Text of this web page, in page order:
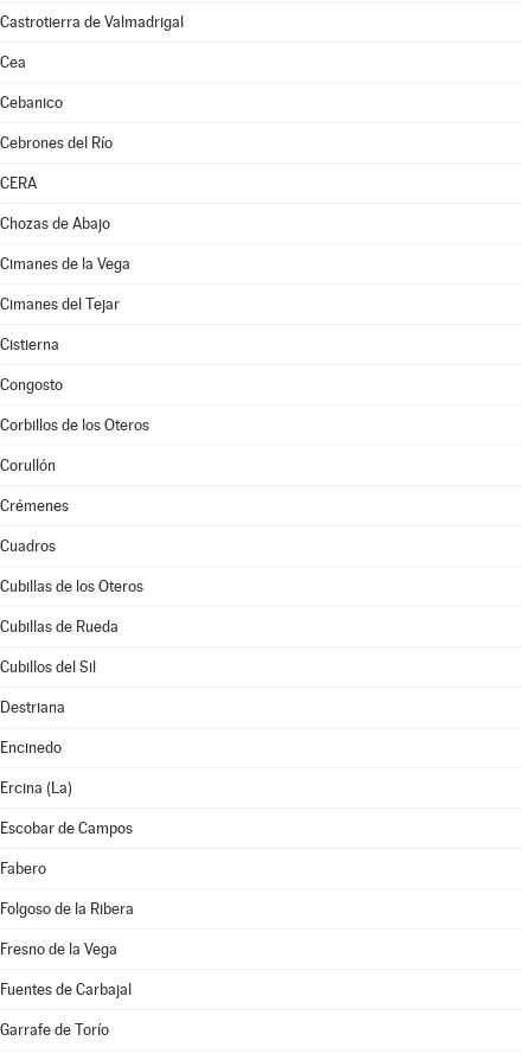
Castrotierra de Valmadrigal
Cea
Cebanico
Cebrones del Río
CERA
Chozas de Abajo
Cimanes de la Vega
Cimanes del Tejar
Cistierna
Congosto
Corbillos de los Oteros
Corullón
Crémenes
Cuadros
Cubillas de los Oteros
Cubillas de Rueda
Cubillos del Sil
Destriana
Encinedo
Ercina (La)
Escobar de Campos
Fabero
Folgoso de la Ribera
Fresno de la Vega
Fuentes de Carbajal
Garrafe de Torío